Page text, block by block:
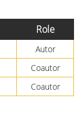
Role
Autor
Coautor
Coautor